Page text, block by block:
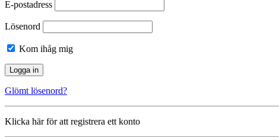
E-postadress
Lösenord
Kom ihåg mig
Glömt lösenord?
Klicka här för att registrera ett konto